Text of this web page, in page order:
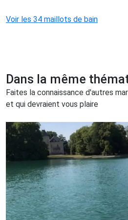
Voir les 34 maillots de bain
Dans la même
Faites la connaissance d'autres
et qui devraient vous plaire